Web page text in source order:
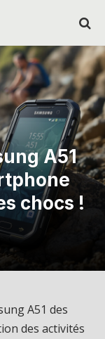
A51
chocs !
A51 des
des activités